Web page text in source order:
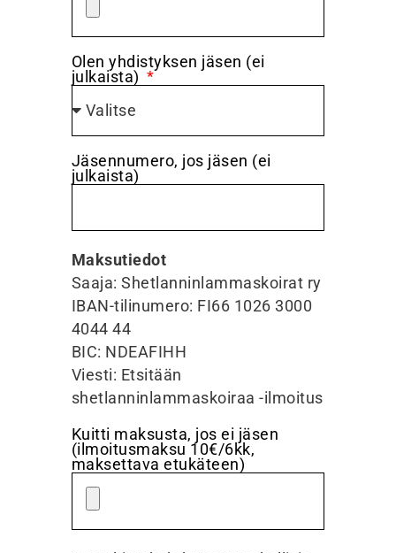
Olen yhdistyksen jäsen (ei
julkaista)
Jäsennumero, jos jäsen (ei
julkaista)
Maksutiedot
Saaja: Shetlanninlammaskoirat ry
IBAN-tilinumero: FI66 1026 3000
4044 44
BIC: NDEAFIHH
Viesti: Etsitään
shetlanninlammaskoiraa -ilmoitus
Kuitti maksusta, jos ei jäsen
(ilmoitusmaksu 10€/6kk,
maksettava etukäteen)